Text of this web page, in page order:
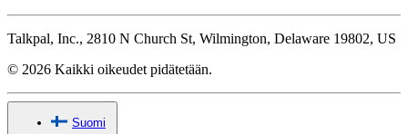
Talkpal, Inc., 2810 N Church St, Wilmington, Delaware 19802, US
© 2026 Kaikki oikeudet pidätetään.
Suomi